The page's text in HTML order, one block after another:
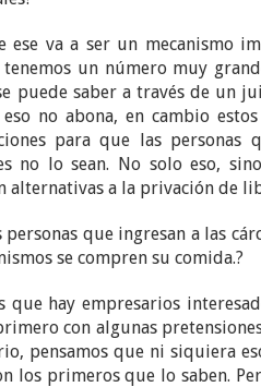
va a ser un mecanismo
un número muy
puede saber a través de un
no abona, en cambio
para que las personas
no lo sean. No solo eso,
a la privación de
que ingresan a las
se compren su comida.?
hay empresarios
con algunas
pensamos que ni siquiera
los primeros que lo saben.